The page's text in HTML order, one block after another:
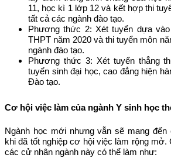
11, học kì 1 lớp 12 và kết hợp thi
tất cả các ngành đào tạo.
Phương thức 2: Xét tuyển dựa
THPT năm 2020 và thi tuyển môn
ngành đào tạo.
Phương thức 3: Xét tuyển thẳng
tuyển sinh đại học, cao đẳng hiện
Đào tạo.
Cơ hội việc làm của ngành Y sinh học
Ngành học mới nhưng vẫn sẽ mang
khi đã tốt nghiệp cơ hội việc làm rộng
các cử nhân ngành này có thể làm như: